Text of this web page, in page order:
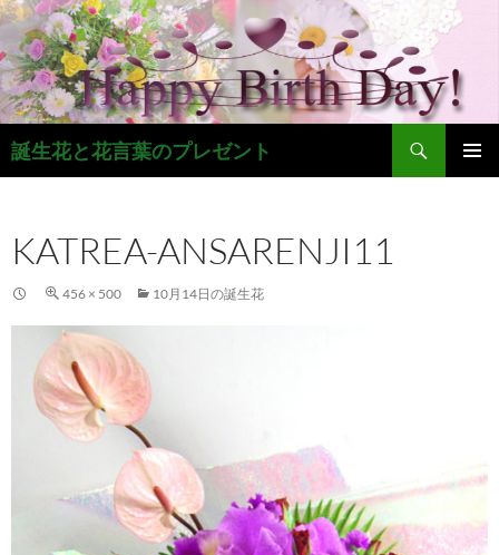
コ
ン
テ
ン
ツ
へ
ス
誕生花と花言葉のプレゼント
検
索
KATREA-ANSARENJI11
456 × 500 10月14日の誕生花